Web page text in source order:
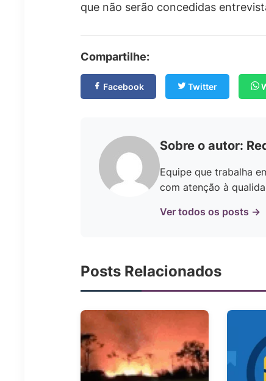
que não serão concedidas
Compartilhe:
Facebook Twitter
Sobre o autor:
Equipe que trabalha
com atenção à
Ver todos os posts →
Posts Relacionados